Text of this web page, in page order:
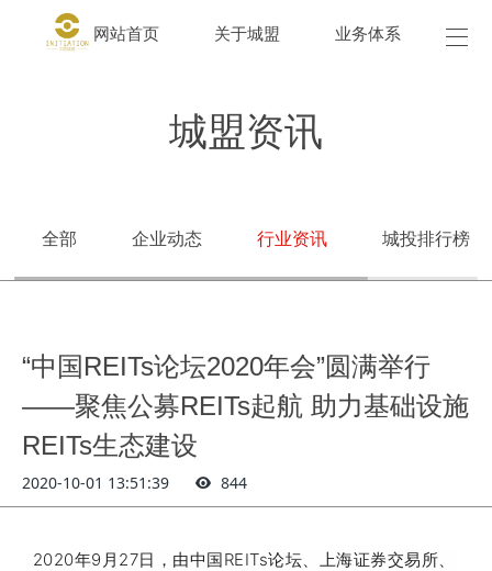
网站首页 关于城盟 业务体系 城
城盟资讯
全部 企业动态 行业资讯 城投排行榜
“中国REITs论坛2020年会”圆满举行
——聚焦公募REITs起航 助力基础设施
REITs生态建设
2020-10-01 13:51:39 844
2020年9月27日，由中国REITs论坛、上海证券交易所、